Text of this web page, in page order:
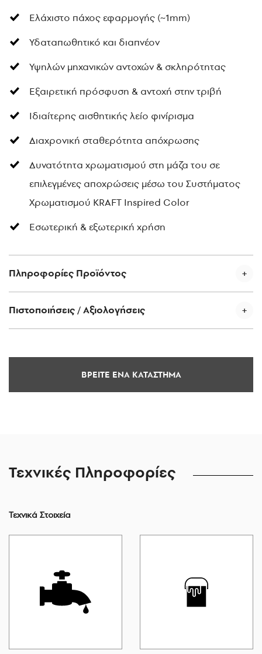
Ελάχιστο πάχος εφαρμογής (~1mm)
Υδαταπωθητικό και διαπνέον
Υψηλών μηχανικών αντοχών & σκληρότητας
Εξαιρετική πρόσφυση & αντοχή στην τριβή
Ιδιαίτερης αισθητικής λείο φινίρισμα
Διαχρονική σταθερότητα απόχρωσης
Δυνατότητα χρωματισμού στη μάζα του σε
επιλεγμένες αποχρώσεις μέσω του Συστήματος
Χρωματισμού KRAFT Inspired Color
Εσωτερική & εξωτερική χρήση
Πληροφορίες Προϊόντος
Πιστοποιήσεις / Αξιολογήσεις
ΒΡΕΙΤΕ ΕΝΑ ΚΑΤΑΣΤΗΜΑ
Τεχνικές Πληροφορίες
Τεχνικά Στοιχεία